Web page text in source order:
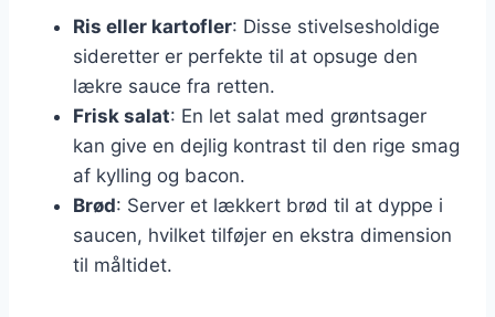
Ris eller kartofler: Disse stivelsesholdige
sideretter er perfekte til at opsuge den
lækre sauce fra retten.
Frisk salat: En let salat med grøntsager
kan give en dejlig kontrast til den rige smag
af kylling og bacon.
Brød: Server et lækkert brød til at dyppe i
saucen, hvilket tilføjer en ekstra dimension
til måltidet.